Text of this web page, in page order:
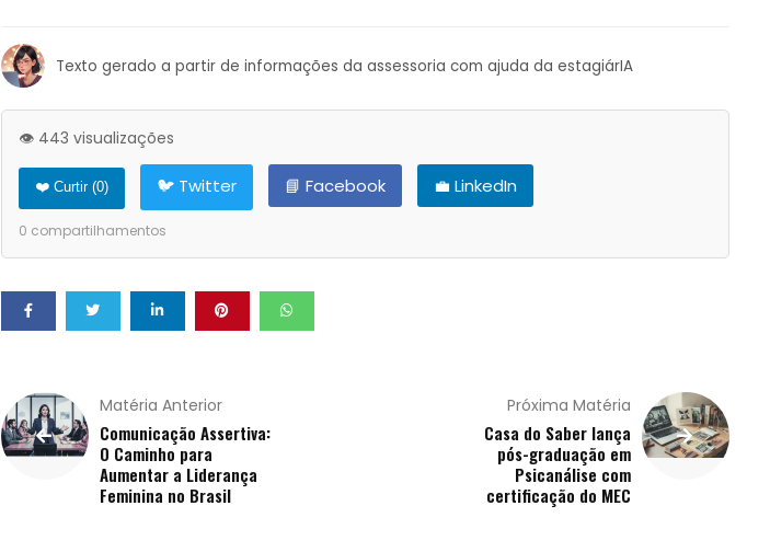
Mães
&
Filhos
Notícias
Opinião
Pets
Saúde
Texto gerado a partir de informações da assessoria com ajuda da estagiárIA
👁️ 443 visualizações
❤️ Curtir (0) 🐦 Twitter 📘 Facebook 💼 LinkedIn
0 compartilhamentos
Matéria Anterior
Comunicação Assertiva:
O Caminho para
Aumentar a Liderança
Feminina no Brasil
Próxima Matéria
Casa do Saber lança
pós-graduação em
Psicanálise com
certificação do MEC